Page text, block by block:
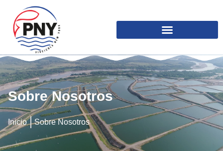
Sobre Nosotros
Inicio Sobre Nosotros